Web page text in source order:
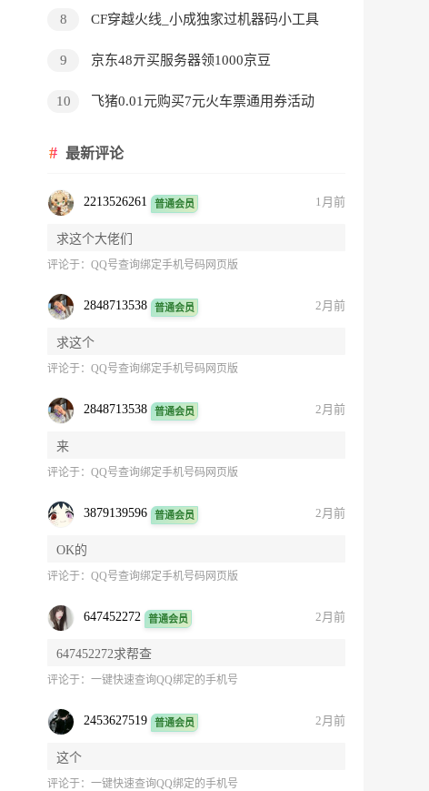
8
CF穿越火线_小成独家过机器码小工具
9
京东48亓买服务器领1000京豆
10 飞猪0.01元购买7元火车票通用券活动
最新评论
2213526261 普通会员 1月前
求这个大佬们
评论于：QQ号查询绑定手机号码网页版
2848713538 普通会员 2月前
求这个
评论于：QQ号查询绑定手机号码网页版
2848713538 普通会员 2月前
来
评论于：QQ号查询绑定手机号码网页版
3879139596 普通会员 2月前
OK的
评论于：QQ号查询绑定手机号码网页版
647452272 普通会员 2月前
647452272求帮查
评论于：一键快速查询QQ绑定的手机号
2453627519 普通会员 2月前
这个
评论于：一键快速查询QQ绑定的手机号